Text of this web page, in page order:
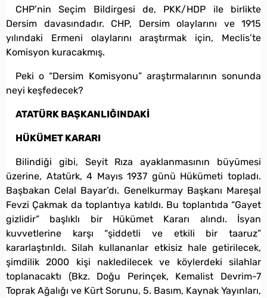
CHP’nin Seçim Bildirgesi de, PKK/HDP ile birlikte
Dersim davasındadır. CHP, Dersim olaylarını ve 1915
yılındaki Ermeni olaylarını araştırmak için, Meclis’te
Komisyon kuracakmış.
Peki o “Dersim Komisyonu” araştırmalarının sonunda
neyi keşfedecek?
ATATÜRK BAŞKANLIĞINDAKİ
HÜKÜMET KARARI
Bilindiği gibi, Seyit Rıza ayaklanmasının büyümesi
üzerine, Atatürk, 4 Mayıs 1937 günü Hükümeti topladı.
Başbakan Celal Bayar’dı. Genelkurmay Başkanı Mareşal
Fevzi Çakmak da toplantıya katıldı. Bu toplantıda “Gayet
gizlidir” başlıklı bir Hükümet Kararı alındı. İsyan
kuvvetlerine karşı “şiddetli ve etkili bir taaruz”
kararlaştırıldı. Silah kullananlar etkisiz hale getirilecek,
şimdilik 2000 kişi nakledilecek ve köylerdeki silahlar
toplanacaktı (Bkz. Doğu Perinçek, Kemalist Devrim-7
Toprak Ağalığı ve Kürt Sorunu, 5. Basım, Kaynak Yayınları,